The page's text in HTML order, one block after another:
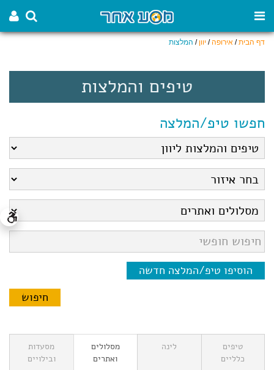
דף הבית/ אירופה/ יוון / המלצות
טיפים והמלצות
חפשו טיפ/המלצה
הוסיפו טיפ/המלצה חדשה
טיפים
כלליים
לינה
מסלולים
ואתרים
מסעדות
ובילויים